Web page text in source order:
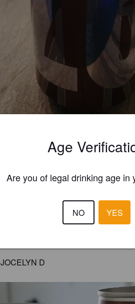
JOCELYN D
Age
Are you of legal drinking age in
NO YES